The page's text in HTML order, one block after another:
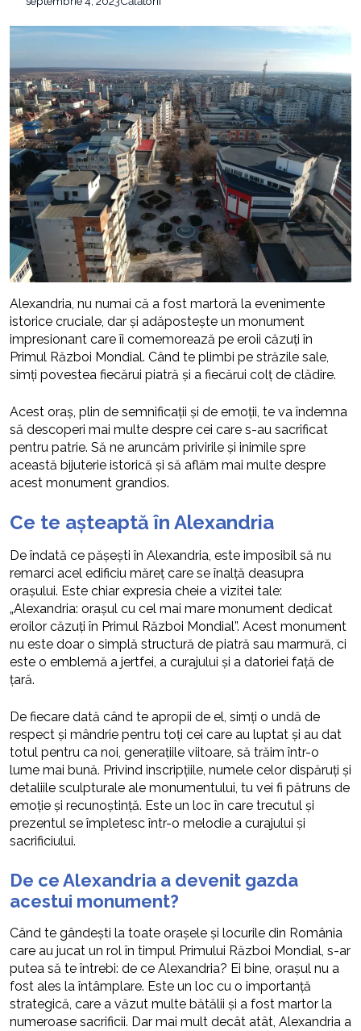
Alexandria, nu numai că a fost martoră la evenimente
istorice cruciale, dar și adăpostește un monument
impresionant care îi comemorează pe eroii căzuți în
Primul Război Mondial. Când te plimbi pe străzile sale,
simți povestea fiecărui piatră și a fiecărui colț de clădire.
Acest oraș, plin de semnificații și de emoții, te va îndemna
să descoperi mai multe despre cei care s-au sacrificat
pentru patrie. Să ne aruncăm privirile și inimile spre
această bijuterie istorică și să aflăm mai multe despre
acest monument grandios.
Ce te așteaptă în Alexandria
De îndată ce pășești în Alexandria, este imposibil să nu
remarci acel edificiu măreț care se înalță deasupra
orașului. Este chiar expresia cheie a vizitei tale:
„Alexandria: orașul cu cel mai mare monument dedicat
eroilor căzuți în Primul Război Mondial”. Acest monument
nu este doar o simplă structură de piatră sau marmură, ci
este o emblemă a jertfei, a curajului și a datoriei față de
țară.
De fiecare dată când te apropii de el, simți o undă de
respect și mândrie pentru toți cei care au luptat și au dat
totul pentru ca noi, generațiile viitoare, să trăim într-o
lume mai bună. Privind inscripțiile, numele celor dispăruți și
detaliile sculpturale ale monumentului, tu vei fi pătruns de
emoție și recunoștință. Este un loc în care trecutul și
prezentul se împletesc într-o melodie a curajului și
sacrificiului.
De ce Alexandria a devenit gazda
acestui monument?
Când te gândești la toate orașele și locurile din România
care au jucat un rol în timpul Primului Război Mondial, s-ar
putea să te întrebi: de ce Alexandria? Ei bine, orașul nu a
fost ales la întâmplare. Este un loc cu o importanță
strategică, care a văzut multe bătălii și a fost martor la
numeroase sacrificii. Dar mai mult decât atât, Alexandria a